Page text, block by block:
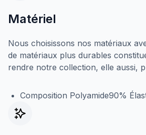
Matériel
Nous choisissons nos matériaux
de matériaux plus durables
rendre notre collection, elle aussi,
Composition Polyamide90%